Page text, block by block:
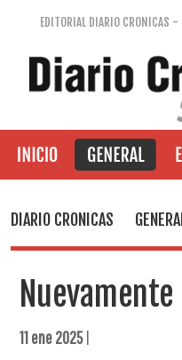
EDITORIAL DIARIO CRONICAS -
DIARIO CRONICAS
11 ene 2025|